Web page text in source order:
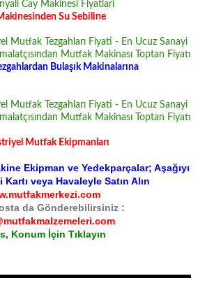
Su Sebiline
Bulaşık Makinalarına
Mutfak Ekipmanları
Ekipman ve Yedekparçalar; Aşağıyı
Kartı veya Havaleyle Satın Alın
da Gönderebilirsiniz :
Konum İçin Tıklayın